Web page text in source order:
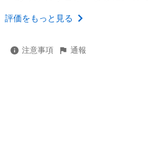
評価をもっと見る
注意事項 通報